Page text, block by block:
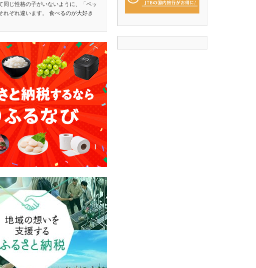
同じ性格の子がいないように、「ペッ
れぞれ違います。 食べるのが大好き